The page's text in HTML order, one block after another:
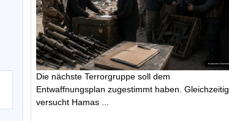
Die nächste Terrorgruppe soll dem
Entwaffnungsplan zugestimmt haben. Gleichzeitig
versucht Hamas ...